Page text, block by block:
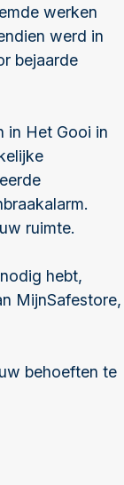
werken
werd in
bejaarde
in Het Gooi in
ruimte.
hebt,
MijnSafestore,
behoeften te